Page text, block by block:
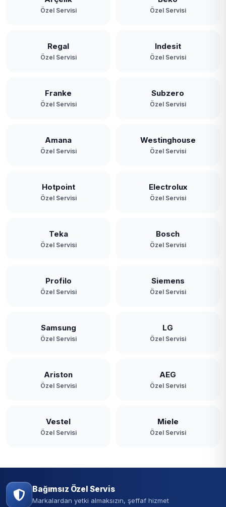
Özel Servisi Özel Servisi
Regal
Özel Servisi
Indesit
Özel Servisi
Franke
Özel Servisi
Subzero
Özel Servisi
Amana
Özel Servisi
Westinghouse
Özel Servisi
Hotpoint
Özel Servisi
Electrolux
Özel Servisi
Teka
Özel Servisi
Bosch
Özel Servisi
Profilo
Özel Servisi
Siemens
Özel Servisi
Samsung
Özel Servisi
LG
Özel Servisi
Ariston
Özel Servisi
AEG
Özel Servisi
Vestel
Özel Servisi
Miele
Özel Servisi
Bağımsız Özel Servis
Markalardan yetki almaksızın, şeffaf hizmet